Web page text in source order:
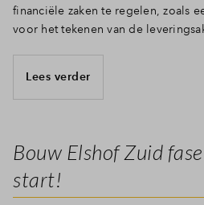
financiële zaken te regelen, zoals
voor het tekenen van de
Lees verder
Bouw Elshof Zuid
start!